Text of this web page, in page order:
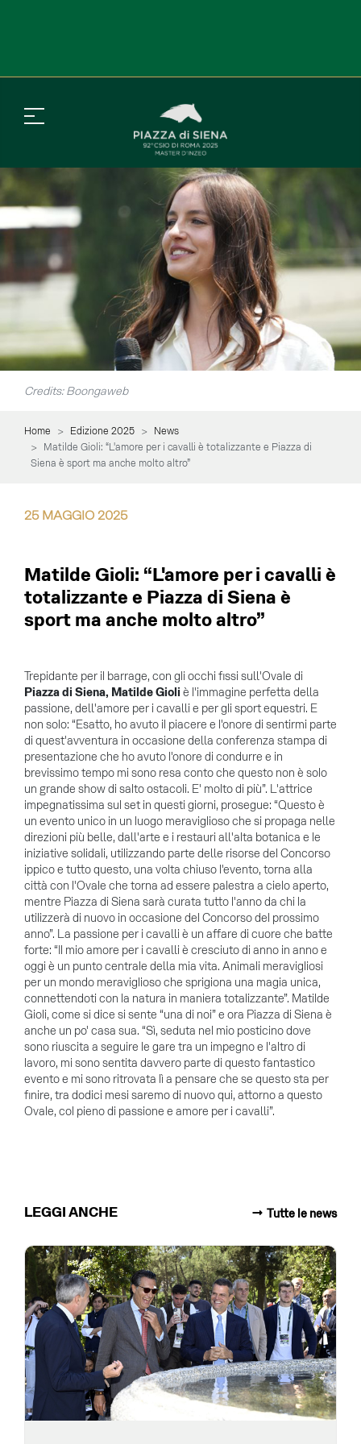
Credits: Boongaweb
Home Edizione 2025
News
Matilde Gioli: “L'amore per i cavalli è totalizzante e Piazza di
Siena è sport ma anche molto altro”
25MAGGIO 2025
Matilde Gioli: “L'amore per i cavalli è
totalizzante e Piazza di Siena è
sport ma anche molto altro”
Trepidante per il barrage, con gli occhi fissi sull'Ovale di
Piazza di Siena, Matilde Gioli è l'immagine perfetta della
passione, dell'amore per i cavalli e per gli sport equestri. E
non solo: “Esatto, ho avuto il piacere e l'onore di sentirmi parte
di quest'avventura in occasione della conferenza stampa di
presentazione che ho avuto l'onore di condurre e in
brevissimo tempo mi sono resa conto che questo non è solo
un grande show di salto ostacoli. E' molto di più”. L'attrice
impegnatissima sul set in questi giorni, prosegue: “Questo è
un evento unico in un luogo meraviglioso che si propaga nelle
direzioni più belle, dall'arte e i restauri all'alta botanica e le
iniziative solidali, utilizzando parte delle risorse del Concorso
ippico e tutto questo, una volta chiuso l'evento, torna alla
città con l'Ovale che torna ad essere palestra a cielo aperto,
mentre Piazza di Siena sarà curata tutto l'anno da chi la
utilizzerà di nuovo in occasione del Concorso del prossimo
anno”. La passione per i cavalli è un affare di cuore che batte
forte: “Il mio amore per i cavalli è cresciuto di anno in anno e
oggi è un punto centrale della mia vita. Animali meravigliosi
per un mondo meraviglioso che sprigiona una magia unica,
connettendoti con la natura in maniera totalizzante”. Matilde
Gioli, come si dice si sente “una di noi” e ora Piazza di Siena è
anche un po' casa sua. “Sì, seduta nel mio posticino dove
sono riuscita a seguire le gare tra un impegno e l'altro di
lavoro, mi sono sentita davvero parte di questo fantastico
evento e mi sono ritrovata lì a pensare che se questo sta per
finire, tra dodici mesi saremo di nuovo qui, attorno a questo
Ovale, col pieno di passione e amore per i cavalli”.
LEGGI ANCHE Tutte le news